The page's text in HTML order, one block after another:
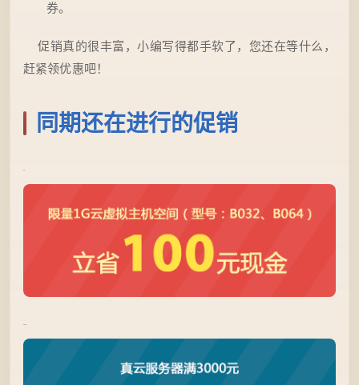
券。
促销真的很丰富，小编写得都手软了，您还在等什么，
赶紧领优惠吧！
同期还在进行的促销